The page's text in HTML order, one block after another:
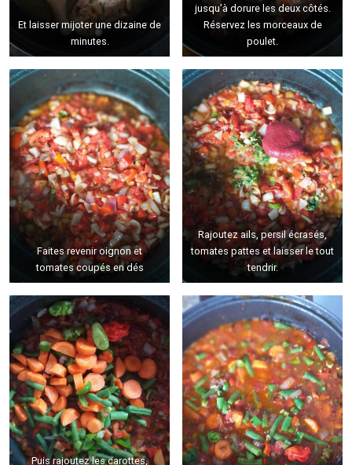
Et laisser mijoter une dizaine de
minutes.
jusqu’à dorure les deux côtés.
Réservez les morceaux de
poulet.
Faites revenir oignon et
tomates coupés en dés
Rajoutez ails, persil écrasés,
tomates pattes et laisser le tout
tendrir.
Puis rajoutez les carottes,